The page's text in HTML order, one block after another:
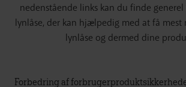
nedenstående links kan du finde
lynlåse, der kan hjælpedig med at få
lynlåse og dermed dine
Forbedring af